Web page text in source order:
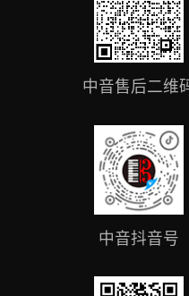
中音售后二维
中音抖音号